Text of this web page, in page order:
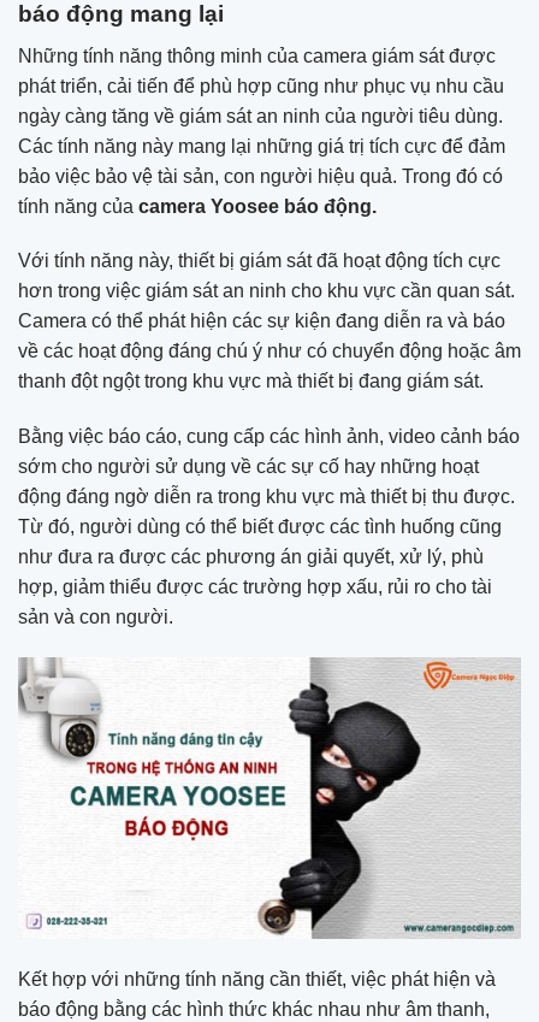
báo động mang lại
Những tính năng thông minh của camera giám sát được
phát triển, cải tiến để phù hợp cũng như phục vụ nhu cầu
ngày càng tăng về giám sát an ninh của người tiêu dùng.
Các tính năng này mang lại những giá trị tích cực để đảm
bảo việc bảo vệ tài sản, con người hiệu quả. Trong đó có
tính năng của camera Yoosee báo động.
Với tính năng này, thiết bị giám sát đã hoạt động tích cực
hơn trong việc giám sát an ninh cho khu vực cần quan sát.
Camera có thể phát hiện các sự kiện đang diễn ra và báo
về các hoạt động đáng chú ý như có chuyển động hoặc âm
thanh đột ngột trong khu vực mà thiết bị đang giám sát.
Bằng việc báo cáo, cung cấp các hình ảnh, video cảnh báo
sớm cho người sử dụng về các sự cố hay những hoạt
động đáng ngờ diễn ra trong khu vực mà thiết bị thu được.
Từ đó, người dùng có thể biết được các tình huống cũng
như đưa ra được các phương án giải quyết, xử lý, phù
hợp, giảm thiểu được các trường hợp xấu, rủi ro cho tài
sản và con người.
Kết hợp với những tính năng cần thiết, việc phát hiện và
báo động bằng các hình thức khác nhau như âm thanh,